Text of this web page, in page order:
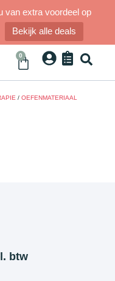
van extra voordeel op
Bekijk alle deals
0
/ OEFENMATERIAAL
btw